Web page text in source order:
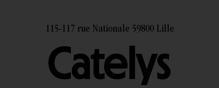
115-117 rue Nationale 59800 Lille